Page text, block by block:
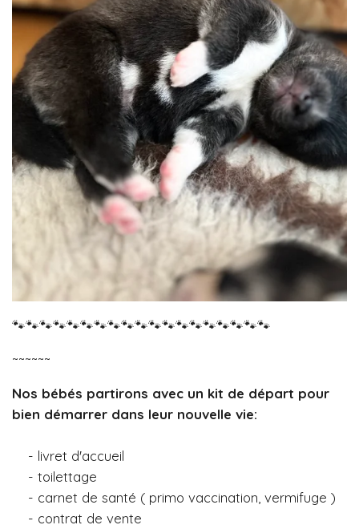
🐾🐾🐾🐾🐾🐾🐾🐾🐾🐾🐾🐾🐾🐾🐾🐾🐾🐾🐾
~~~~~~
Nos bébés partirons avec un kit de départ pour
bien démarrer dans leur nouvelle vie:
- livret d'accueil
- toilettage
- carnet de santé ( primo vaccination, vermifuge )
- contrat de vente